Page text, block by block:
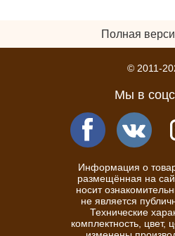
Полная
© 2011-
Мы в
Информация о
размещённая на
носит
не является
Технические
комплектность, цвет,